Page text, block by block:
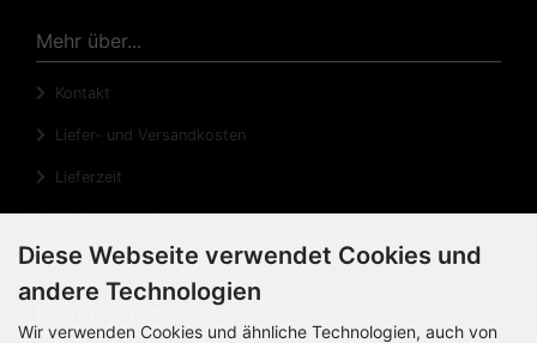
Mehr über...
Kontakt
Liefer- und Versandkosten
Lieferzeit
Rechnungsdaten
Cookie Einstellungen
Diese Webseite verwendet Cookies und
andere Technologien
Wir verwenden Cookies und ähnliche Technologien, auch von